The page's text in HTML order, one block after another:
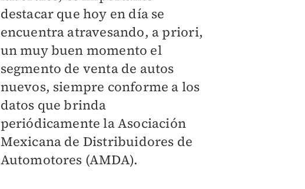
destacar que hoy en día se
encuentra atravesando, a priori,
un muy buen momento el
segmento de venta de autos
nuevos, siempre conforme a los
datos que brinda
periódicamente la Asociación
Mexicana de Distribuidores de
Automotores (AMDA).